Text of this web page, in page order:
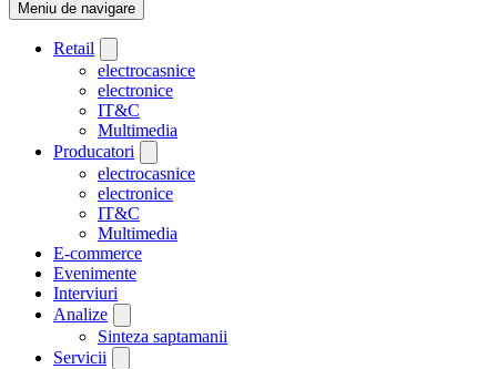
Meniu de navigare
Retail
electrocasnice
electronice
IT&C
Multimedia
Producatori
electrocasnice
electronice
IT&C
Multimedia
E-commerce
Evenimente
Interviuri
Analize
Sinteza saptamanii
Servicii